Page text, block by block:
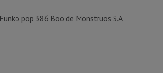
Funko pop 386 Boo de Monstruos S.A